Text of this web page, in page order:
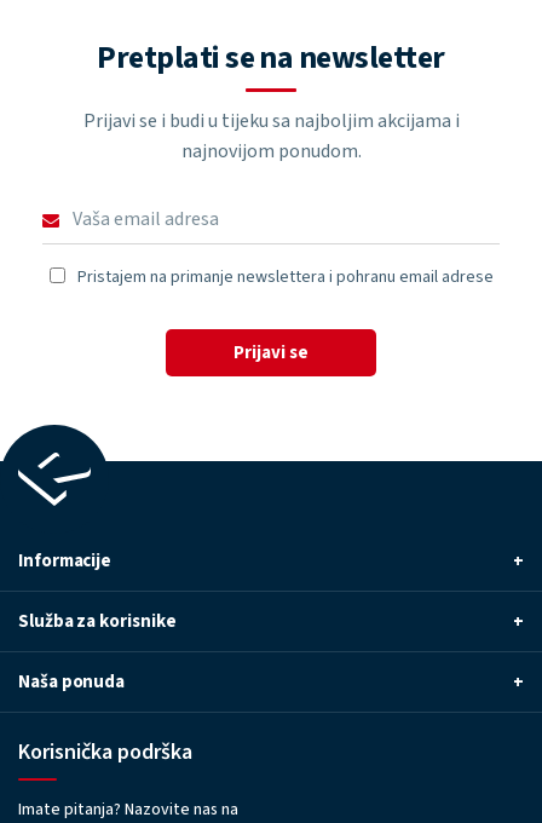
Pretplati se na newsletter
Prijavi se i budi u tijeku sa najboljim akcijama i
najnovijom ponudom.
Pristajem na primanje newslettera i pohranu email adrese
Prijavi se
Informacije +
Služba za korisnike +
Naša ponuda +
Korisnička podrška
Imate pitanja? Nazovite nas na